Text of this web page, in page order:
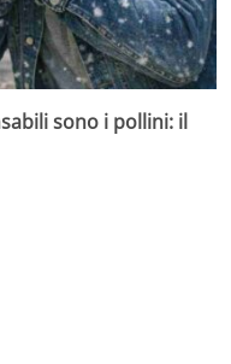
sono i pollini: il